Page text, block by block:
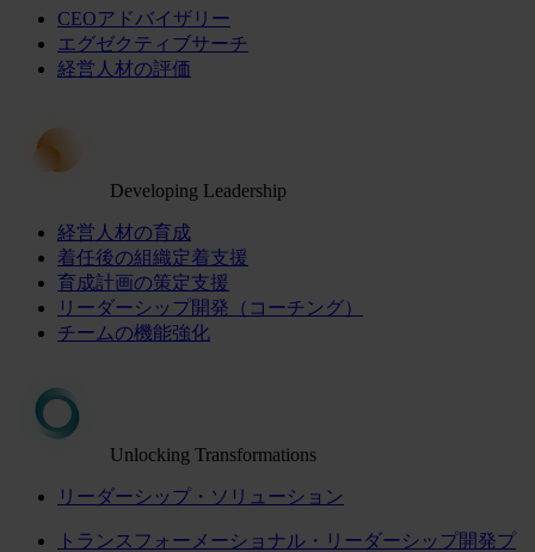
CEOアドバイザリー
エグゼクティブサーチ
経営人材の評価
Developing Leadership
経営人材の育成
着任後の組織定着支援
育成計画の策定支援
リーダーシップ開発（コーチング）
チームの機能強化
Unlocking Transformations
リーダーシップ・ソリューション
トランスフォーメーショナル・リーダーシップ開発プ